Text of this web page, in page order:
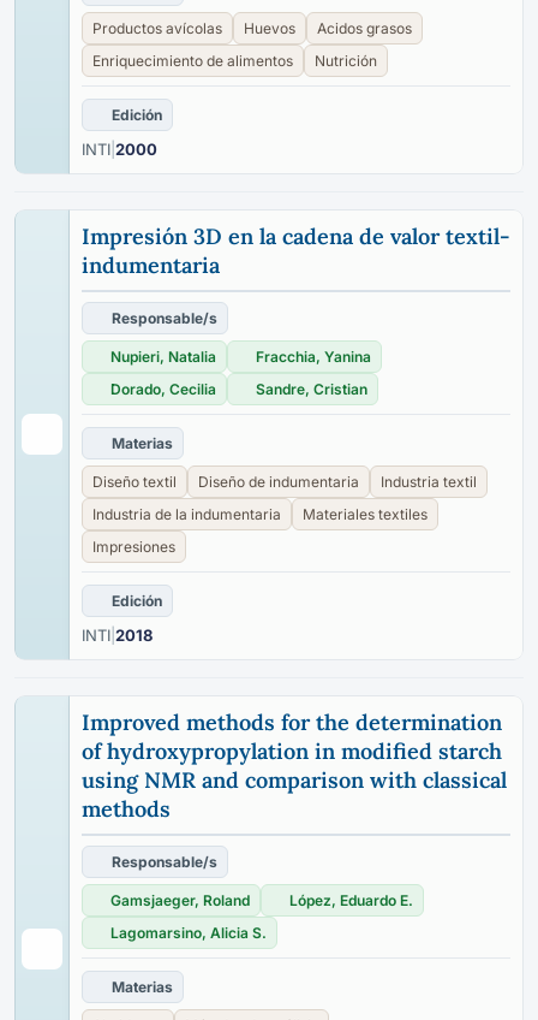
Productos avícolas Huevos
Acidos grasos
Enriquecimiento de alimentos
Nutrición
Edición
INTI 2000
Impresión 3D en la cadena de valor textil-
indumentaria
Responsable/s
Nupieri, Natalia
Fracchia, Yanina
Dorado, Cecilia
Sandre, Cristian
Materias
Diseño textil Diseño de indumentaria
Industria textil
Industria de la indumentaria
Materiales textiles
Impresiones
Edición
INTI 2018
Improved methods for the determination
of hydroxypropylation in modified starch
using NMR and comparison with classical
methods
Responsable/s
Gamsjaeger, Roland
López, Eduardo E.
Lagomarsino, Alicia S.
Materias